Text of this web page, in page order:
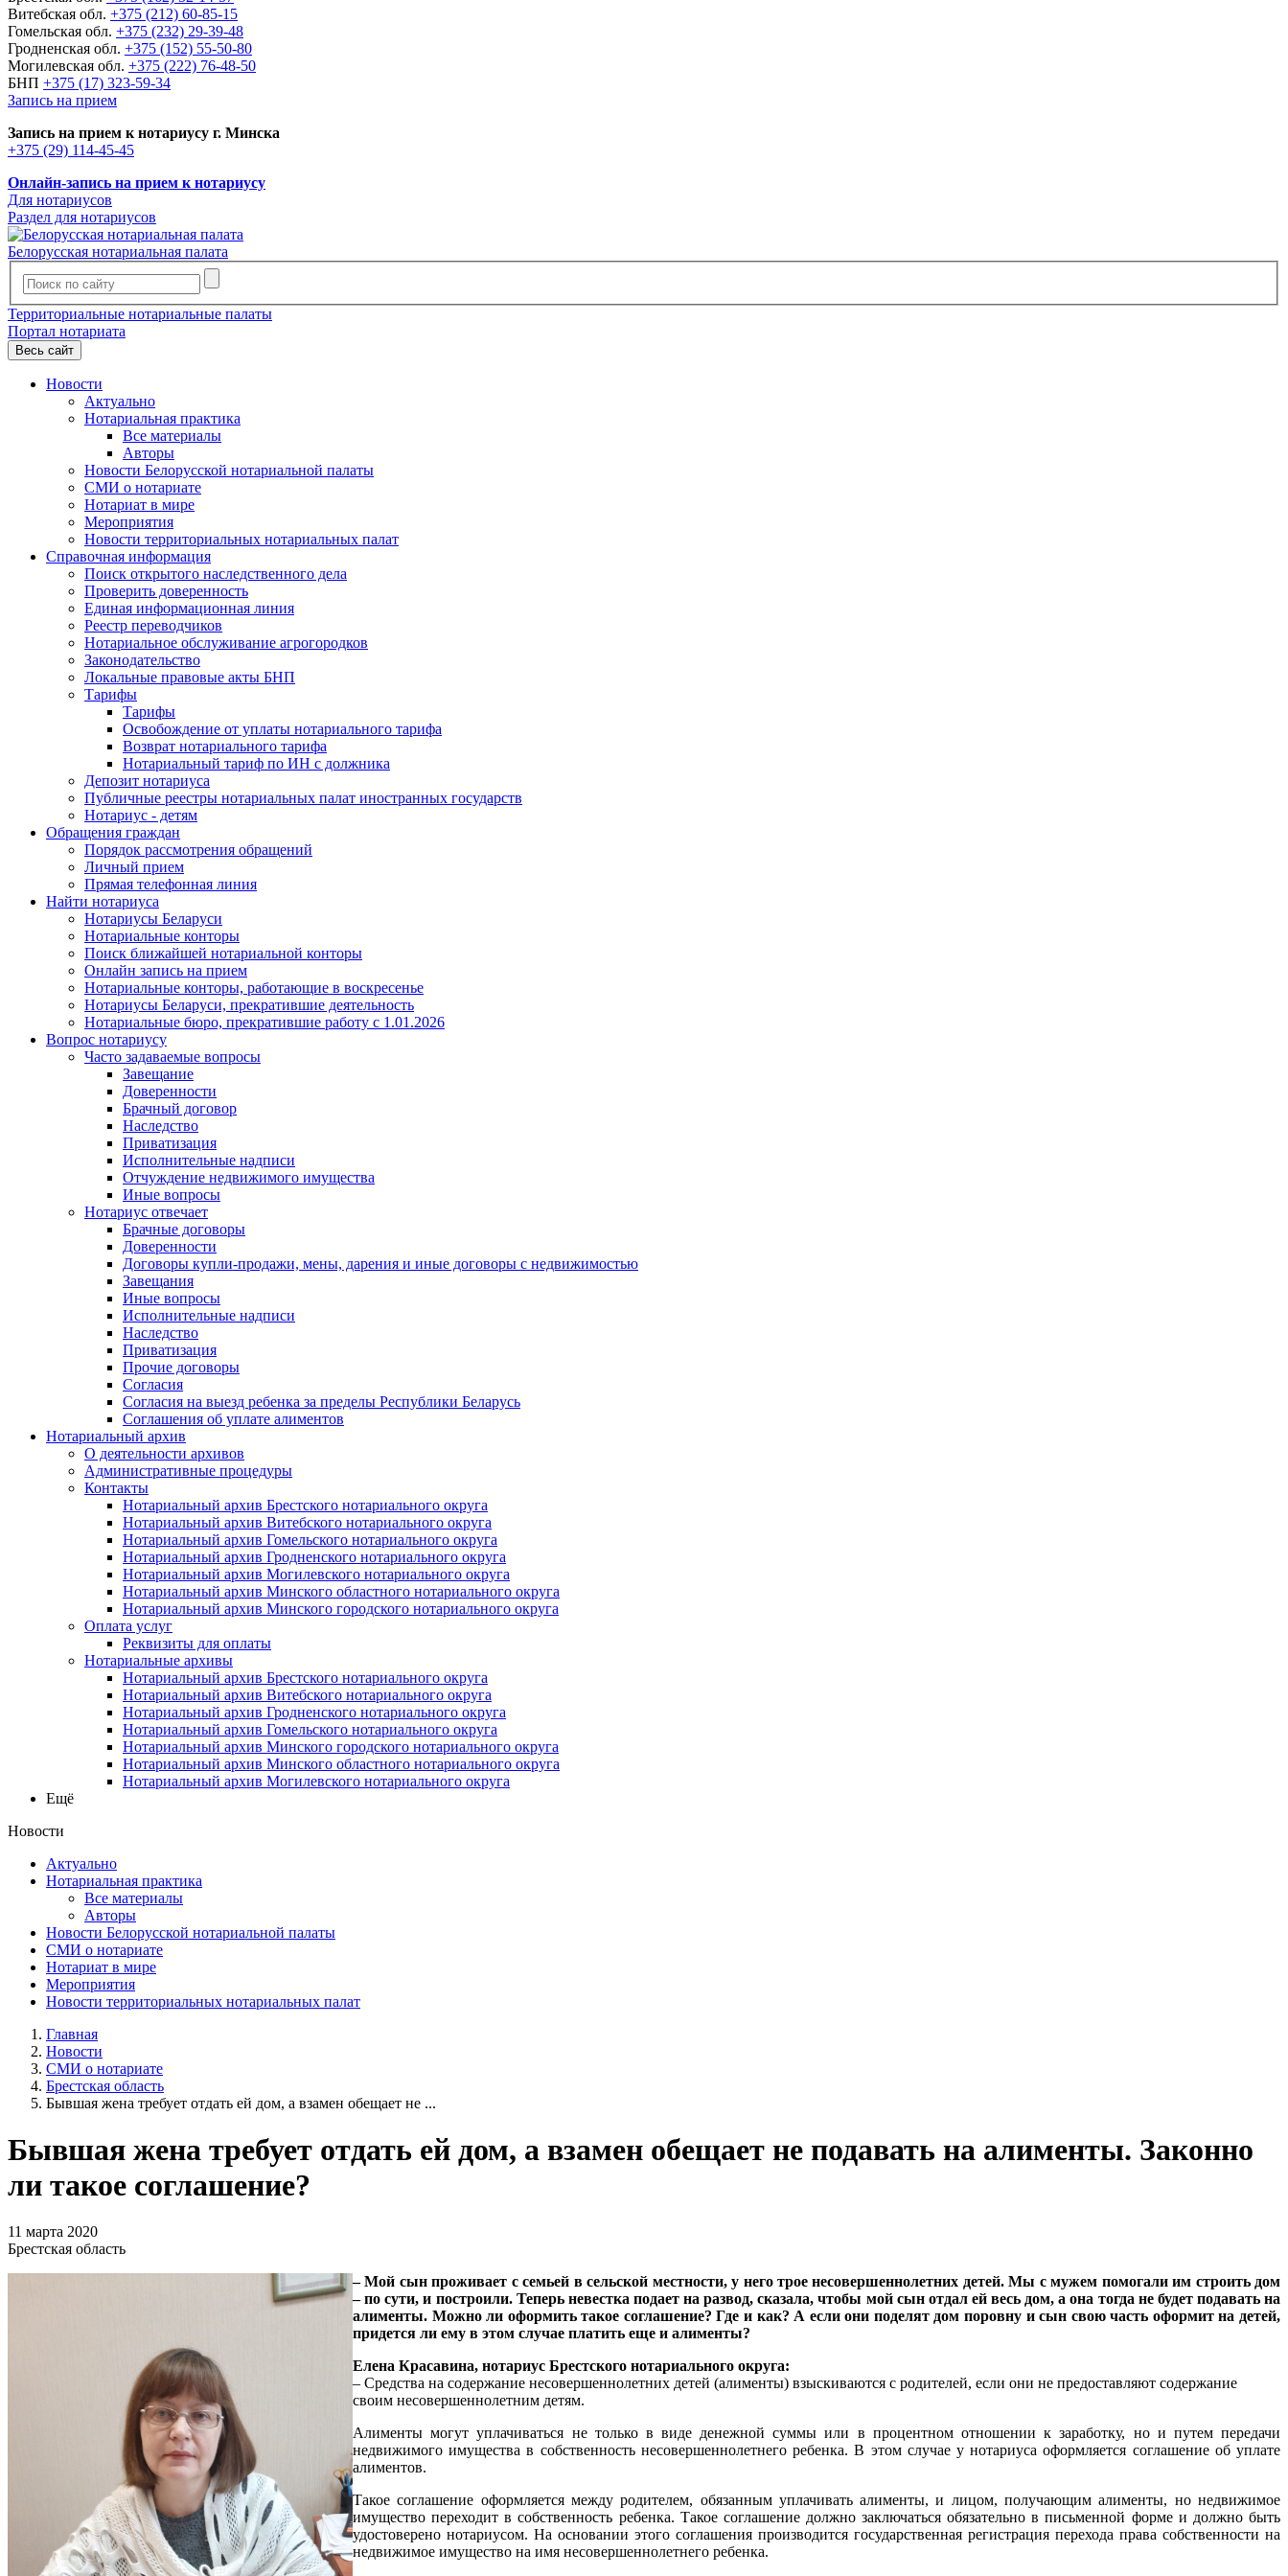
Витебская обл. +375 (212) 60-85-15
Гомельская обл. +375 (232) 29-39-48
Гродненская обл. +375 (152) 55-50-80
Могилевская обл. +375 (222) 76-48-50
БНП +375 (17) 323-59-34
Запись на прием
Запись на прием к нотариусу г. Минска
+375 (29) 114-45-45
Онлайн-запись на прием к нотариусу
Для нотариусов
Раздел для нотариусов
Белорусская нотариальная палата
Территориальные нотариальные палаты
Портал нотариата
Весь сайт
Новости
Актуально
Нотариальная практика
Все материалы
Авторы
Новости Белорусской нотариальной палаты
СМИ о нотариате
Нотариат в мире
Мероприятия
Новости территориальных нотариальных палат
Справочная информация
Поиск открытого наследственного дела
Проверить доверенность
Единая информационная линия
Реестр переводчиков
Нотариальное обслуживание агрогородков
Законодательство
Локальные правовые акты БНП
Тарифы
Тарифы
Освобождение от уплаты нотариального тарифа
Возврат нотариального тарифа
Нотариальный тариф по ИН с должника
Депозит нотариуса
Публичные реестры нотариальных палат иностранных государств
Нотариус - детям
Обращения граждан
Порядок рассмотрения обращений
Личный прием
Прямая телефонная линия
Найти нотариуса
Нотариусы Беларуси
Нотариальные конторы
Поиск ближайшей нотариальной конторы
Онлайн запись на прием
Нотариальные конторы, работающие в воскресенье
Нотариусы Беларуси, прекратившие деятельность
Нотариальные бюро, прекратившие работу с 1.01.2026
Вопрос нотариусу
Часто задаваемые вопросы
Завещание
Доверенности
Брачный договор
Наследство
Приватизация
Исполнительные надписи
Отчуждение недвижимого имущества
Иные вопросы
Нотариус отвечает
Брачные договоры
Доверенности
Договоры купли-продажи, мены, дарения и иные договоры с недвижимостью
Завещания
Иные вопросы
Исполнительные надписи
Наследство
Приватизация
Прочие договоры
Согласия
Согласия на выезд ребенка за пределы Республики Беларусь
Соглашения об уплате алиментов
Нотариальный архив
О деятельности архивов
Административные процедуры
Контакты
Нотариальный архив Брестского нотариального округа
Нотариальный архив Витебского нотариального округа
Нотариальный архив Гомельского нотариального округа
Нотариальный архив Гродненского нотариального округа
Нотариальный архив Могилевского нотариального округа
Нотариальный архив Минского областного нотариального округа
Нотариальный архив Минского городского нотариального округа
Оплата услуг
Реквизиты для оплаты
Нотариальные архивы
Нотариальный архив Брестского нотариального округа
Нотариальный архив Витебского нотариального округа
Нотариальный архив Гродненского нотариального округа
Нотариальный архив Гомельского нотариального округа
Нотариальный архив Минского городского нотариального округа
Нотариальный архив Минского областного нотариального округа
Нотариальный архив Могилевского нотариального округа
Ещё
Новости
Актуально
Нотариальная практика
Все материалы
Авторы
Новости Белорусской нотариальной палаты
СМИ о нотариате
Нотариат в мире
Мероприятия
Новости территориальных нотариальных палат
Главная
Новости
СМИ о нотариате
Брестская область
Бывшая жена требует отдать ей дом, а взамен обещает не ...
Бывшая жена требует отдать ей дом, а взамен обещает не подавать на алименты. Законно
ли такое соглашение?
11 марта 2020
Брестская область
– Мой сын проживает с семьей в сельской местности, у него трое несовершеннолетних детей. Мы с мужем помогали им строить дом
– по сути, и построили. Теперь невестка подает на развод, сказала, чтобы мой сын отдал ей весь дом, а она тогда не будет подавать на
алименты. Можно ли оформить такое соглашение? Где и как? А если они поделят дом поровну и сын свою часть оформит на детей,
придется ли ему в этом случае платить еще и алименты?
Елена Красавина, нотариус Брестского нотариального округа:
– Средства на содержание несовершеннолетних детей (алименты) взыскиваются с родителей, если они не предоставляют содержание
своим несовершеннолетним детям.
Алименты могут уплачиваться не только в виде денежной суммы или в процентном отношении к заработку, но и путем передачи
недвижимого имущества в собственность несовершеннолетнего ребенка. В этом случае у нотариуса оформляется соглашение об уплате
алиментов.
Такое соглашение оформляется между родителем, обязанным уплачивать алименты, и лицом, получающим алименты, но недвижимое
имущество переходит в собственность ребенка. Такое соглашение должно заключаться обязательно в письменной форме и должно быть
удостоверено нотариусом. На основании этого соглашения производится государственная регистрация перехода права собственности на
недвижимое имущество на имя несовершеннолетнего ребенка.